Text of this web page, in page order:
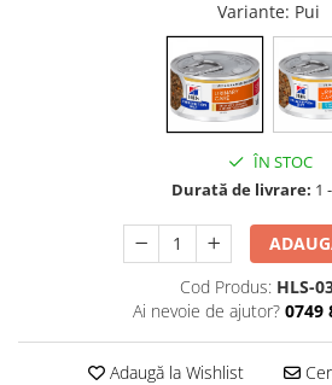
Dispozitive pentru administrare
Hamuri, Zgărzi și Lese
Dispozitive pentru administrare
Dispozitive Automate pentru
Tiroida și Hormoni
Tractul Urinar și Rinichi
Tratamentul Rănilor
Variante: Pui
ÎN STOC
Durată de livrare: 1
Cod Produs: HLS-
Ai nevoie de ajutor? 0749
Adaugă la Wishlist